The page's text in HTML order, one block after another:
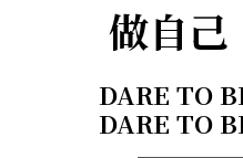
做自己
DARE TO
DARE TO